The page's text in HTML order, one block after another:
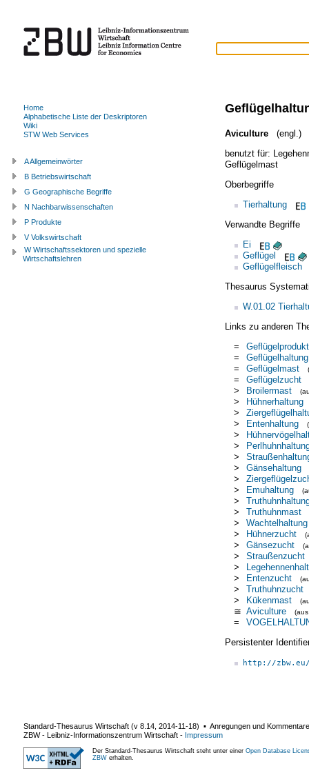
Aviculture
(engl.)
benutzt für:
Geflügelmast
Oberbegriffe
Tierhaltung
Verwandte Begriffe
Ei
Geflügel
Geflügelfleisch
Thesaurus
W.01.02
Links zu anderen
=
=
Geflügelhaltung
=
Geflügelmast
=
Geflügelzucht
>
Broilermast
>
Hühnerhaltung
>
>
Entenhaltung
>
>
>
>
Gänsehaltung
>
>
Emuhaltung
>
>
Truthuhnmast
>
Wachtelhaltung
>
Hühnerzucht
> Gänsezucht
>
Straußenzucht
>
>
Entenzucht
>
Truthuhnzucht
>
Kükenmast
≅ Aviculture
=
Persistenter
http://
Home
Alphabetische Liste der Deskriptoren
Wiki
STW Web Services
A Allgemeinwörter
B Betriebswirtschaft
G Geographische Begriffe
N Nachbarwissenschaften
P Produkte
V Volkswirtschaft
W Wirtschaftssektoren und spezielle
Wirtschaftslehren
Standard-Thesaurus Wirtschaft (v 8.14 2014-11-18) ▪ Anregungen und
ZBW - Leibniz-Informationszentrum Wirtschaft - Impressum
Der Standard-Thesaurus Wirtschaft steht unter einer Open Database
ZBW erhalten.